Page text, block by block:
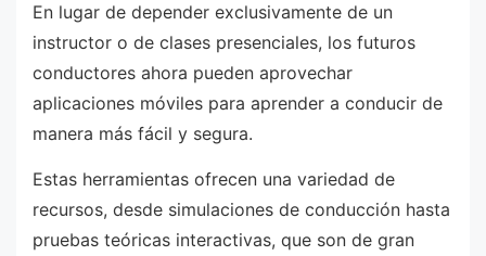
En lugar de depender exclusivamente de un
instructor o de clases presenciales, los futuros
conductores ahora pueden aprovechar
aplicaciones móviles para aprender a conducir de
manera más fácil y segura.
Estas herramientas ofrecen una variedad de
recursos, desde simulaciones de conducción hasta
pruebas teóricas interactivas, que son de gran